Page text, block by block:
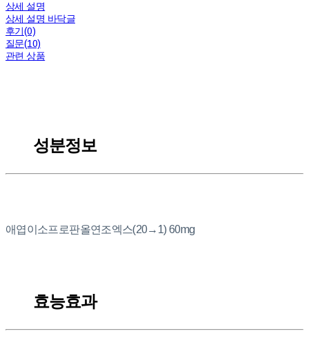
상세 설명
상세 설명 바닥글
후기(0)
질문(10)
관련 상품
성분정보
애엽이소프로판올연조엑스(20→1) 60mg
효능효과